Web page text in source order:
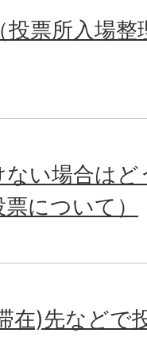
票所入場
ない場合は
について）
在)先などで